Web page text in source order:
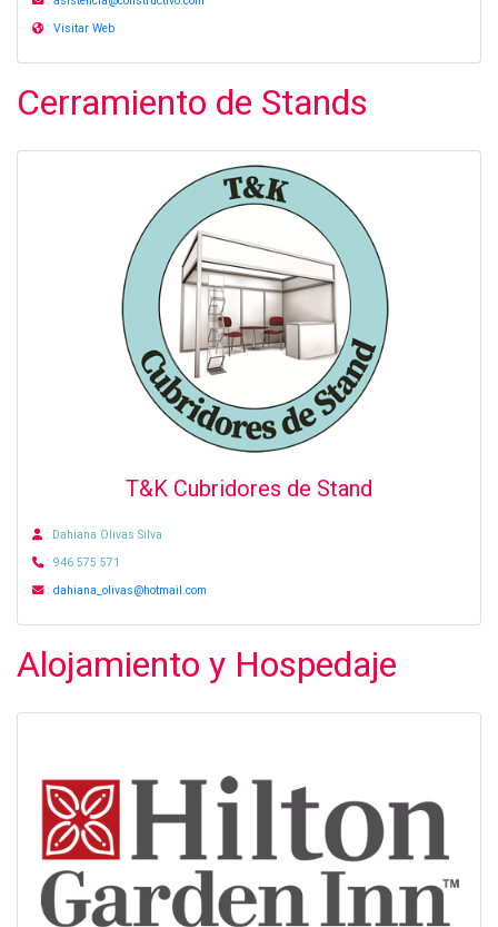
: Visitar Web
Cerramiento de Stands
T&K Cubridores de Stand
: Dahiana Olivas Silva
: 946 575 571
: dahiana_olivas@hotmail.com
Alojamiento y Hospedaje